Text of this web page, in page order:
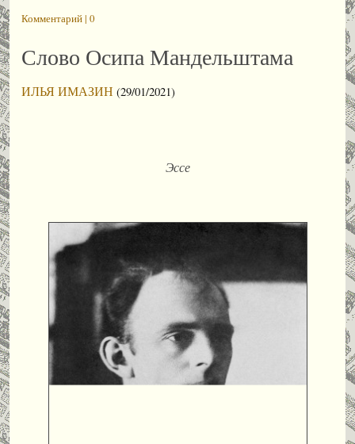
Комментарий | 0
Слово Осипа Мандельштама
ИЛЬЯ ИМАЗИН (29/01/2021)
Эссе